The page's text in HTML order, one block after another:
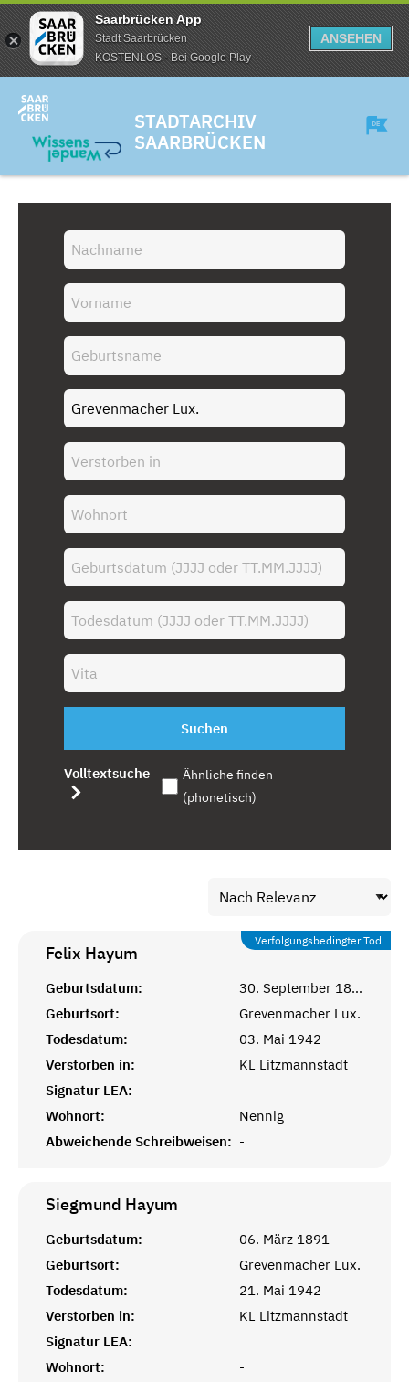
Saarbrücken App
Stadt Saarbrücken
KOSTENLOS - Bei Google Play
ANSEHEN
STADTARCHIV
SAARBRÜCKEN
Suchen
Volltextsuche
Ähnliche finden
(phonetisch)
Verfolgungsbedingter Tod
Felix Hayum
Geburtsdatum:
30. September 1893
Geburtsort:
Grevenmacher Lux.
Todesdatum:
03. Mai 1942
Verstorben in:
KL Litzmannstadt
Signatur LEA:
Wohnort:
Nennig
Abweichende Schreibweisen: -
Siegmund Hayum
Geburtsdatum:
06. März 1891
Geburtsort:
Grevenmacher Lux.
Todesdatum:
21. Mai 1942
Verstorben in:
KL Litzmannstadt
Signatur LEA:
Wohnort:
-